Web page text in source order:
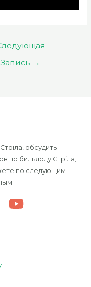
Запись →
обсудить
по бильярду Стріла,
по следующим